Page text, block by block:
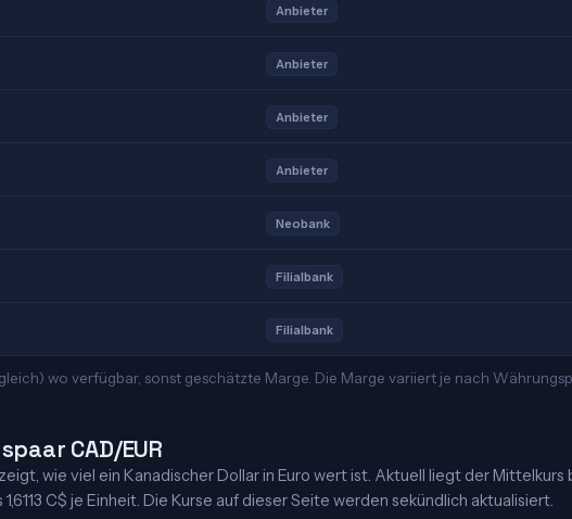
Anbieter
Anbieter
Anbieter
Anbieter
Neobank
Filialbank
Filialbank
wo verfügbar, sonst geschätzte Marge. Die Marge variiert je nach
CAD/EUR
wie viel ein Kanadischer Dollar in Euro wert ist. Aktuell liegt der Mittelkurs
C$ je Einheit. Die Kurse auf dieser Seite werden sekündlich aktualisiert.